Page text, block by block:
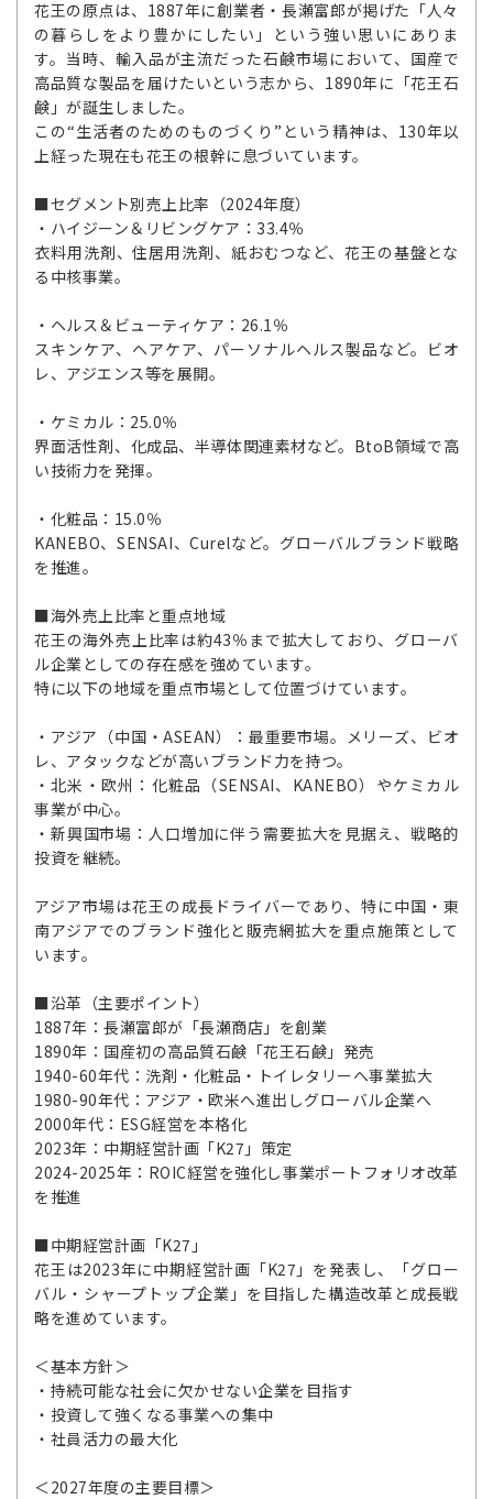
花王の原点は、1887年に創業者・長瀬富郎が掲げた「人々
の暮らしをより豊かにしたい」という強い思いにありま
す。当時、輸入品が主流だった石鹸市場において、国産で
高品質な製品を届けたいという志から、1890年に「花王石
鹸」が誕生しました。
この“生活者のためのものづくり”という精神は、130年以
上経った現在も花王の根幹に息づいています。
■セグメント別売上比率（2024年度）
・ハイジーン＆リビングケア：33.4％
衣料用洗剤、住居用洗剤、紙おむつなど、花王の基盤とな
る中核事業。
・ヘルス＆ビューティケア：26.1％
スキンケア、ヘアケア、パーソナルヘルス製品など。ビオ
レ、アジエンス等を展開。
・ケミカル：25.0％
界面活性剤、化成品、半導体関連素材など。BtoB領域で高
い技術力を発揮。
・化粧品：15.0％
KANEBO、SENSAI、Curelなど。グローバルブランド戦略
を推進。
■海外売上比率と重点地域
花王の海外売上比率は約43％まで拡大しており、グローバ
ル企業としての存在感を強めています。
特に以下の地域を重点市場として位置づけています。
・アジア（中国・ASEAN）：最重要市場。メリーズ、ビオ
レ、アタックなどが高いブランド力を持つ。
・北米・欧州：化粧品（SENSAI、KANEBO）やケミカル
事業が中心。
・新興国市場：人口増加に伴う需要拡大を見据え、戦略的
投資を継続。
アジア市場は花王の成長ドライバーであり、特に中国・東
南アジアでのブランド強化と販売網拡大を重点施策として
います。
■沿革（主要ポイント）
1887年：長瀬富郎が「長瀬商店」を創業
1890年：国産初の高品質石鹸「花王石鹸」発売
1940-60年代：洗剤・化粧品・トイレタリーへ事業拡大
1980-90年代：アジア・欧米へ進出しグローバル企業へ
2000年代：ESG経営を本格化
2023年：中期経営計画「K27」策定
2024-2025年：ROIC経営を強化し事業ポートフォリオ改革
を推進
■中期経営計画「K27」
花王は2023年に中期経営計画「K27」を発表し、「グロー
バル・シャープトップ企業」を目指した構造改革と成長戦
略を進めています。
＜基本方針＞
・持続可能な社会に欠かせない企業を目指す
・投資して強くなる事業への集中
・社員活力の最大化
＜2027年度の主要目標＞